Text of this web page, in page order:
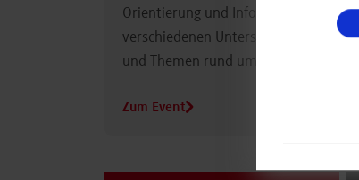
Orientierung und Informationen zu
verschiedenen
und Themen rund um das Studium.
Zum Event